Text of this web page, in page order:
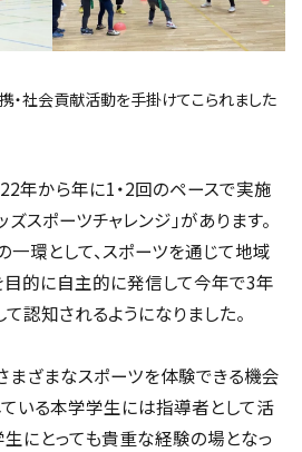
・社会貢献活動を手掛けてこられました
年から年に1・2回のペースで実施
スポーツチャレンジ」があります。
環として、スポーツを通じて地域
的に自主的に発信して今年で3年
て認知されるようになりました。
ざまなスポーツを体験できる機会
いる本学学生には指導者として活
生にとっても貴重な経験の場となっ